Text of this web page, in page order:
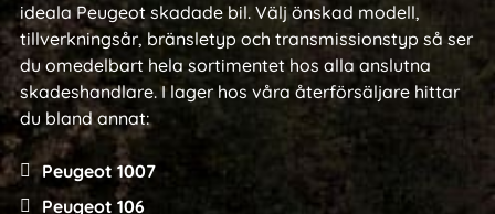
ideala Peugeot skadade bil. Välj önskad modell,
tillverkningsår, bränsletyp och transmissionstyp så ser
du omedelbart hela sortimentet hos alla anslutna
skadeshandlare. I lager hos våra återförsäljare hittar
du bland annat:
Peugeot 1007
Peugeot 106